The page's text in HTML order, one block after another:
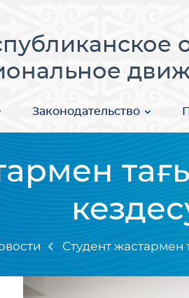
Законодательство
Студент жастармен